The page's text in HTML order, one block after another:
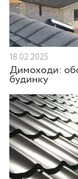
18.02.2025
Димоходи:
будинку